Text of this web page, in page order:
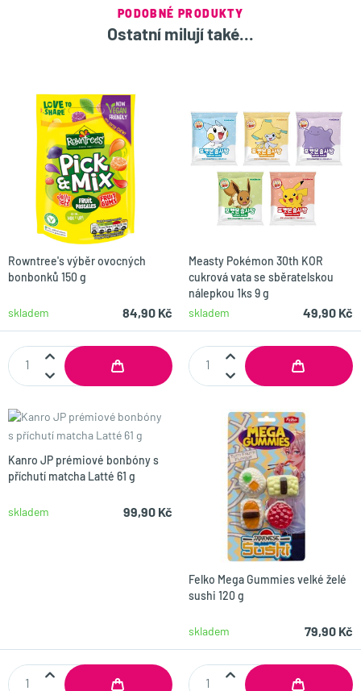
PODOBNÉ PRODUKTY
Ostatní milují také...
Rowntree's výběr ovocných
bonbonků 150 g
skladem 84,90 Kč
Measty Pokémon 30th KOR
cukrová vata se sběratelskou
nálepkou 1ks 9 g
skladem
49,90 Kč
Kanro JP prémiové bonbóny s
příchutí matcha Latté 61 g
skladem 99,90 Kč
Felko Mega Gummies velké želé
sushi 120 g
skladem 79,90 Kč